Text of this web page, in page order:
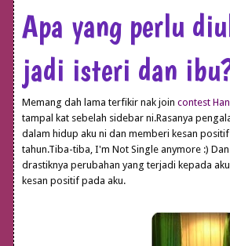
Apa yang perlu
jadi isteri dan
Memang dah lama terfikir nak join contest
tampal kat sebelah sidebar ni.Rasanya
dalam hidup aku ni dan memberi kesan
tahun.Tiba-tiba, I'm Not Single anymore :)
drastiknya perubahan yang terjadi kepada
kesan positif pada aku.